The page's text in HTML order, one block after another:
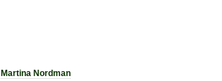
Martina Nordman